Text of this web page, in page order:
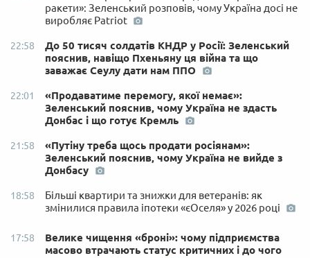
ракети»: Зеленський розповів, чому Україна досі не
виробляє Patriot
22:58
До 50 тисяч солдатів КНДР у Росії: Зеленський
пояснив, навіщо Пхеньяну ця війна та що
заважає Сеулу дати нам ППО
22:01
«Продаватиме перемогу, якої немає»:
Зеленський пояснив, чому Україна не здасть
Донбас і що готує Кремль
21:58
«Путіну треба щось продати росіянам»:
Зеленський пояснив, чому Україна не вийде з
Донбасу
18:58
Більші квартири та знижки для ветеранів: як
змінилися правила іпотеки «єОселя» у 2026 році
17:58
Велике чищення «броні»: чому підприємства
масово втрачають статус критичних і до чого